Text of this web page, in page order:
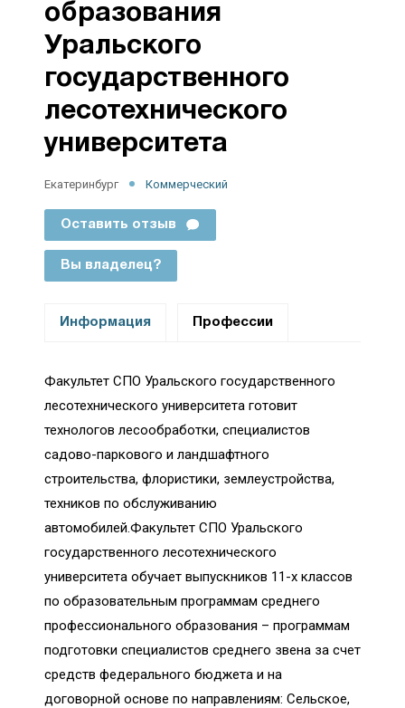
образования
Уральского
государственного
лесотехнического
университета
Екатеринбург Коммерческий
Оставить отзыв
Вы владелец?
Информация Профессии
Факультет СПО Уральского государственного
лесотехнического университета готовит
технологов лесообработки, специалистов
садово-паркового и ландшафтного
строительства, флористики, землеустройства,
техников по обслуживанию
автомобилей.Факультет СПО Уральского
государственного лесотехнического
университета обучает выпускников 11-х классов
по образовательным программам среднего
профессионального образования – программам
подготовки специалистов среднего звена за счет
средств федерального бюджета и на
договорной основе по направлениям: Сельское,